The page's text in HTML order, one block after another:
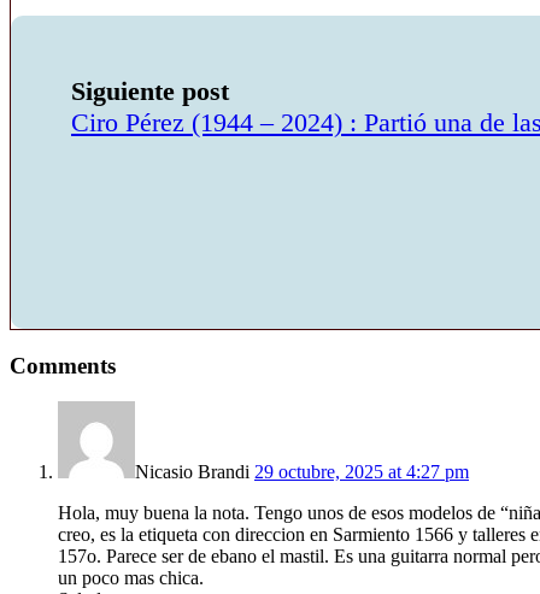
Ciro Pérez (1944 – 2024) : Partió una de
Comments
Nicasio Brandi 29 octubre, 2025 at 4:27 pm
Hola, muy buena la nota. Tengo unos de esos modelos de
creo, es la etiqueta con direccion en Sarmiento 1566 y talleres
157o. Parece ser de ebano el mastil. Es una guitarra normal
un poco mas chica.